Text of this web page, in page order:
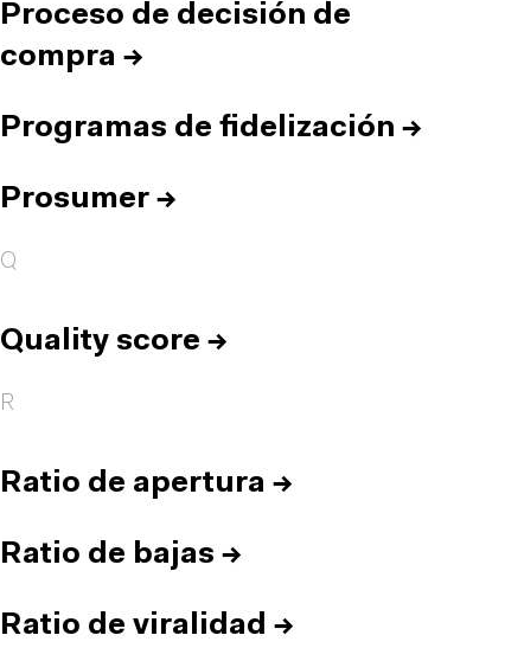
Proceso de decisión de
compra →
Programas de fidelización →
Prosumer →
Q
Quality score →
R
Ratio de apertura →
Ratio de bajas →
Ratio de viralidad →